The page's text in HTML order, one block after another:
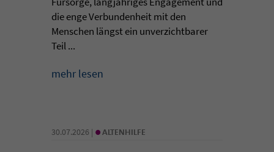
die enge Verbundenheit mit den
Menschen längst ein unverzichtbarer
Teil ...
mehr lesen
30.07.2026 | • ALTENHILFE